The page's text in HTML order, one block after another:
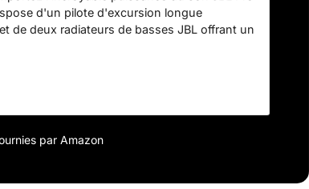
d'un pilote d'excursion longue
de deux radiateurs de basses JBL offrant un
ne doit pas s'arrêter. Avec une
la JBL Charge 5 vous permet de faire la
5 est étanche IP67 et résistant à la poussière,
sans fil jusqu'à 2 smartphones ou
vous permet d'associer deux haut-
par Amazon